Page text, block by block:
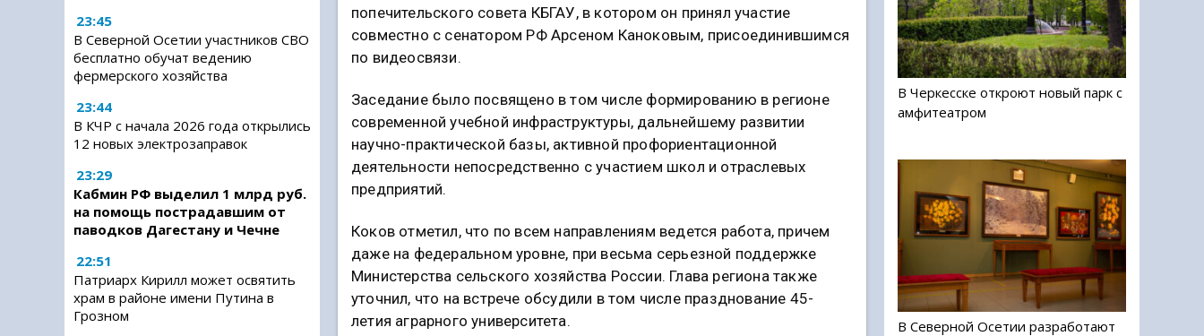
23:45
В Северной Осетии участников СВО
бесплатно обучат ведению
фермерского хозяйства
23:44
В КЧР с начала 2026 года открылись
12 новых электрозаправок
23:29
Кабмин РФ выделил 1 млрд руб.
на помощь пострадавшим от
паводков Дагестану и Чечне
22:51
Патриарх Кирилл может освятить
храм в районе имени Путина в
Грозном
попечительского совета КБГАУ, в котором он принял участие
совместно с сенатором РФ Арсеном Каноковым, присоединившимся
по видеосвязи.
Заседание было посвящено в том числе формированию в регионе
современной учебной инфраструктуры, дальнейшему развитии
научно-практической базы, активной профориентационной
деятельности непосредственно с участием школ и отраслевых
предприятий.
Коков отметил, что по всем направлениям ведется работа, причем
даже на федеральном уровне, при весьма серьезной поддержке
Министерства сельского хозяйства России. Глава региона также
уточнил, что на встрече обсудили в том числе празднование 45-
летия аграрного университета.
В Черкесске откроют новый парк с
амфитеатром
В Северной Осетии разработают